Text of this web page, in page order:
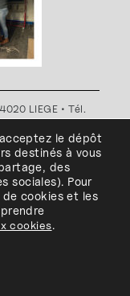
LIEGE • Tél.
•Politique de
du
le dépôt
destinés à vous
des
sociales). Pour
cookies et les
cookies.